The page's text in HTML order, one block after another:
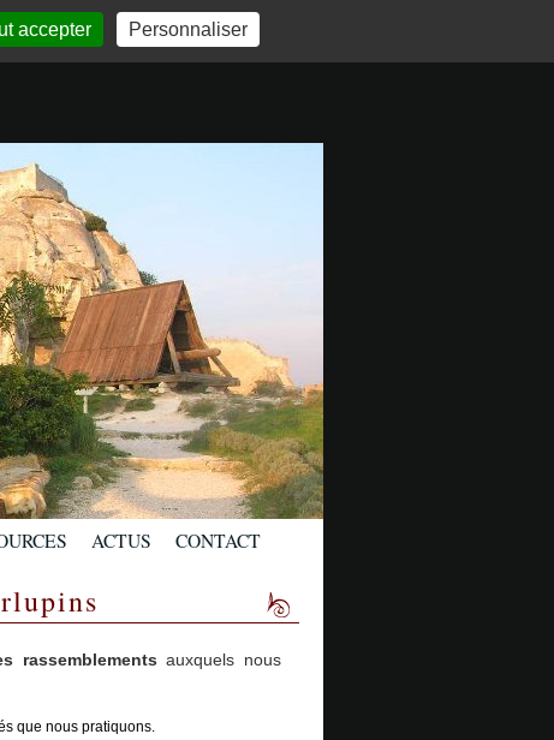
ACTUS CONTACT
rassemblements auxquels nous
que nous pratiquons.
accepter Personnaliser